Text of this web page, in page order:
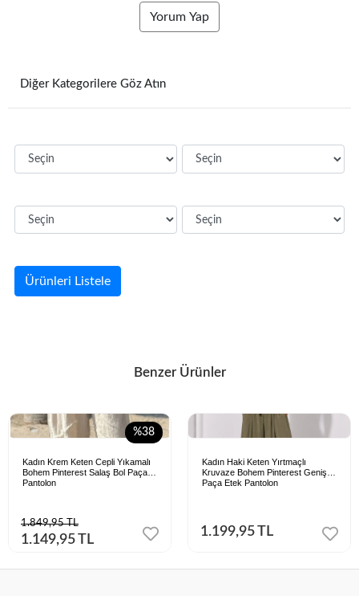
Yorum Yap
Diğer Kategorilere Göz Atın
Ürünleri Listele
Benzer Ürünler
%38
Kadın Krem Keten Cepli Yıkamalı
Bohem Pinterest Salaş Bol Paça
Pantolon
1.849,95 TL
1.149,95 TL
Kadın Haki Keten Yırtmaçlı
Kruvaze Bohem Pinterest Geniş
Paça Etek Pantolon
1.199,95 TL